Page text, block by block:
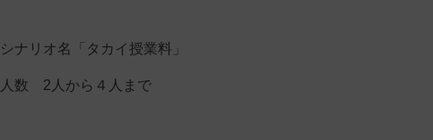
シナリオ名「タカイ授業料」
人数 2人から４人まで